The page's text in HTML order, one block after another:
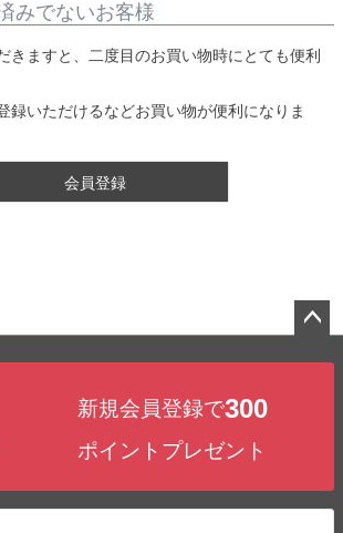
みでないお客様
きますと、二度目のお買い物時にとても便利
録いただけるなどお買い物が便利になりま
会員登録
新規会員登録で300
ポイントプレゼント